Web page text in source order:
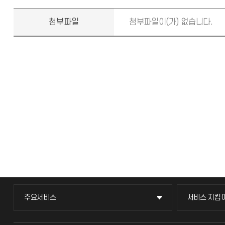
첨부파일 첨부파일이(가) 없습니다.
주요서비스
주요서비스
교무회의방송
서비스 지킴이
서비스 지킴이
묻고 답하기